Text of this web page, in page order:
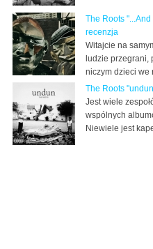
The Roots
recenzja
Witajcie na
ludzie przegrani,
niczym dzieci we
The Roots
Jest wiele
wspólnych
Niewiele jest